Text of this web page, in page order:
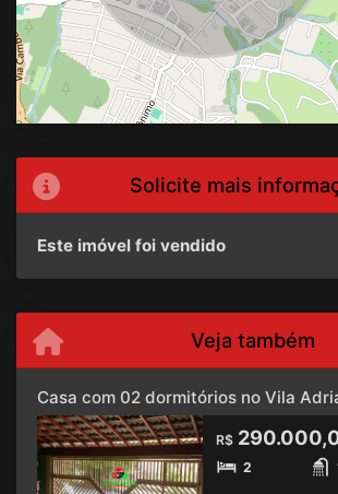
Solicite mais
Este imóvel foi vendido
Veja também
Casa com 02 dormitórios no Vila
R$
2